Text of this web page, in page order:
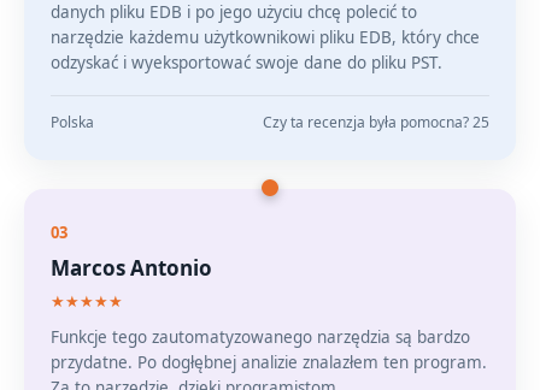
danych pliku EDB i po jego użyciu chcę polecić to
narzędzie każdemu użytkownikowi pliku EDB, który chce
odzyskać i wyeksportować swoje dane do pliku PST.
Polska Czy ta recenzja była pomocna? 25
03
Marcos Antonio
★★★★★
Funkcje tego zautomatyzowanego narzędzia są bardzo
przydatne. Po dogłębnej analizie znalazłem ten program.